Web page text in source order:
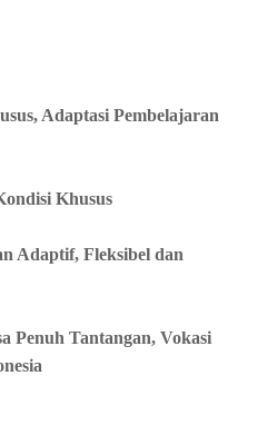
Adaptasi Pembelajaran
Khusus
Adaptif, Fleksibel dan
Penuh Tantangan, Vokasi